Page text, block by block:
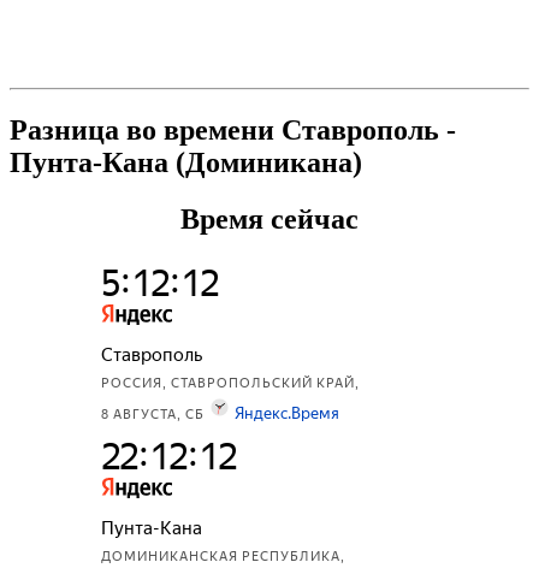
Разница во времени Ставрополь -
Пунта-Кана (Доминикана)
Время сейчас